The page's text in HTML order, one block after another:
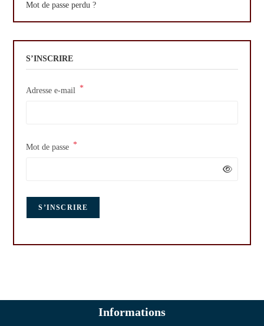
Mot de passe perdu ?
S’INSCRIRE
Adresse e-mail *
Mot de passe *
S’INSCRIRE
Informations